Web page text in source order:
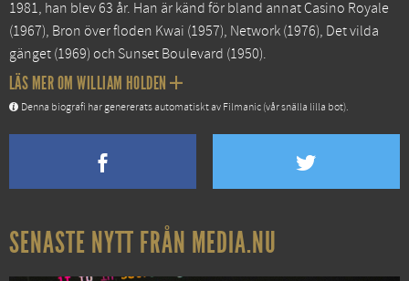
1981, han blev 63 år. Han är känd för bland annatCasino Royale
(1967), Bron över floden Kwai (1957), Network (1976), Det vilda
gänget (1969) och Sunset Boulevard (1950).
LÄS MER OM WILLIAM HOLDEN
Denna biografi har genererats automatiskt av Filmanic (vår snälla lilla bot).
SENASTE NYTT FRÅN MEDIA.NU